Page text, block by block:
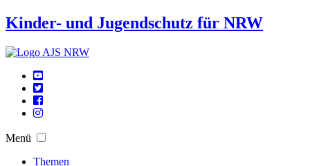
Kinder- und Jugendschutz für NRW
Menü
Themen